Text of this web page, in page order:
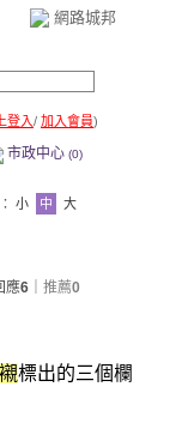
網路城邦
登入/ 加入會員)
市政中心 (0)
小 中
大
應6 推薦0
標出的三個欄